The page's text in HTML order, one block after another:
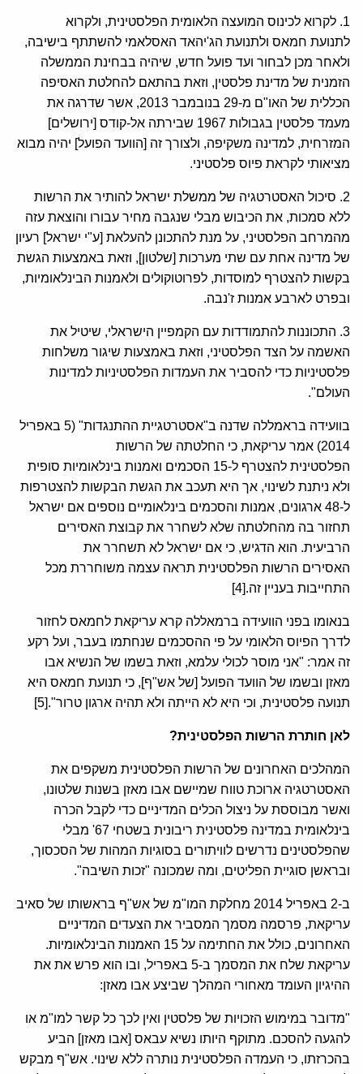
1. לקרוא לכינוס המועצה הלאומית הפלסטינית, ולקרוא
לתנועת חמאס ולתנועת הג'יהאד האסלאמי להשתתף בישיבה,
ולאחר מכן לבחור ועד פועל חדש, שיהיה בבחינת הממשלה
הזמנית של מדינת פלסטין, וזאת בהתאם להחלטת האסיפה
הכללית של האו"ם מ-29 בנובמבר 2013, אשר שדרגה את
מעמד פלסטין בגבולות 1967 שבירתה אל-קודס [ירושלים]
המזרחית, למדינה משקיפה, ולצורך זה [הוועד הפועל] יהיה מבוא
מציאותי לקראת פיוס פלסטיני.
2. סיכול האסטרטגיה של ממשלת ישראל להותיר את הרשות
ללא סמכות, את הכיבוש מבלי שנגבה מחיר עבורו והוצאת עזה
מהמרחב הפלסטיני, על מנת להתכונן להעלאת [ע"י ישראל] רעיון
של מדינה אחת עם שתי מערכות [שלטון], וזאת באמצעות הגשת
בקשות להצטרף למוסדות, לפרוטוקולים ולאמנות הבינלאומיות,
ובפרט לארבע אמנות ז'נבה.
3. התכוננות להתמודדות עם הקמפיין הישראלי, שיטיל את
האשמה על הצד הפלסטיני, וזאת באמצעות שיגור משלחות
פלסטיניות כדי להסביר את העמדות הפלסטיניות למדינות
העולם".
בוועידה בראמללה שדנה ב"אסטרטגיית ההתנגדות" (5 באפריל
2014) אמר עריקאת, כי החלטתה של הרשות
הפלסטינית להצטרף ל-15 הסכמים ואמנות בינלאומיות סופית
ולא ניתנת לשינוי, אך היא תעכב את הגשת הבקשות להצטרפות
ל-48 ארגונים, אמנות והסכמים בינלאומיים נוספים אם ישראל
תחזור בה מהחלטתה שלא לשחרר את קבוצת האסירים
הרביעית. הוא הדגיש, כי אם ישראל לא תשחרר את
האסירים הרשות הפלסטינית תראה עצמה משוחררת מכל
התחייבות בעניין זה.[4]
בנאומו בפני הוועידה ברמאללה קרא עריקאת לחמאס לחזור
לדרך הפיוס הלאומי על פי ההסכמים שנחתמו בעבר, ועל רקע
זה אמר: "אני מוסר לכולי עלמא, וזאת בשמו של הנשיא אבו
מאזן ובשמו של הוועד הפועל [של אש"ף], כי תנועת חמאס היא
תנועה פלסטינית, וכי היא לא הייתה ולא תהיה ארגון טרור".[5]
לאן חותרת הרשות הפלסטינית?
המהלכים האחרונים של הרשות הפלסטינית משקפים את
האסטרטגיה ארוכת טווח שמיישם אבו מאזן בשנות שלטונו,
ואשר מבוססת על ניצול הכלים המדיניים כדי לקבל הכרה
בינלאומית במדינה פלסטינית ריבונית בשטחי 67' מבלי
שהפלסטינים נדרשים לוויתורים בסוגיות המהות של הסכסוך,
ובראשן סוגיית הפליטים, ומה שמכונה "זכות השיבה".
ב-2 באפריל 2014 מחלקת המו"מ של אש"ף בראשותו של סאיב
עריקאת, פרסמה מסמך המסביר את הצעדים המדיניים
האחרונים, כולל את החתימה על 15 האמנות הבינלאומיות.
עריקאת שלח את המסמך ב-5 באפריל, ובו הוא פרש את את
ההיגיון העומד מאחורי המהלך שביצע אבו מאזן:
"מדובר במימוש הזכויות של פלסטין ואין לכך כל קשר למו"מ או
להגעה להסכם. מתוקף היותו נשיא עבאס [אבו מאזן] הביע
בהכרזתו, כי העמדה הפלסטינית נותרה ללא שינוי. אש"ף מבקש